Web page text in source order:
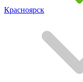
Красноярск